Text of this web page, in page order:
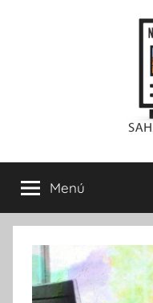
Sahara
Noticias
Menú